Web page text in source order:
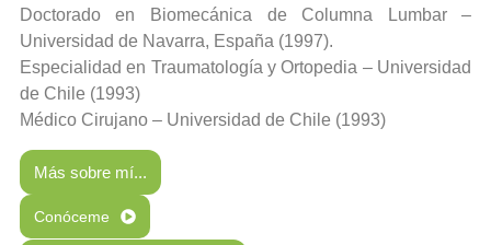
Doctorado en Biomecánica de Columna Lumbar –
Universidad de Navarra, España (1997).
Especialidad en Traumatología y Ortopedia – Universidad
de Chile (1993)
Médico Cirujano – Universidad de Chile (1993)
Más sobre mí...
Conóceme